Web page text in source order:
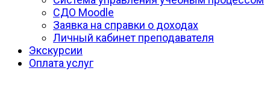
СДО Moodle
Заявка на справки о доходах
Личный кабинет преподавателя
Экскурсии
Оплата услуг